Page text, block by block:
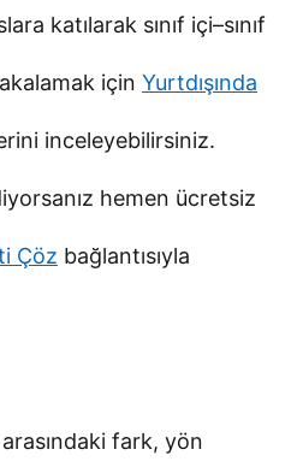
katılarak sınıf içi–sınıf
için Yurtdışında
inceleyebilirsiniz.
hemen ücretsiz
Çöz bağlantısıyla
fark, yön